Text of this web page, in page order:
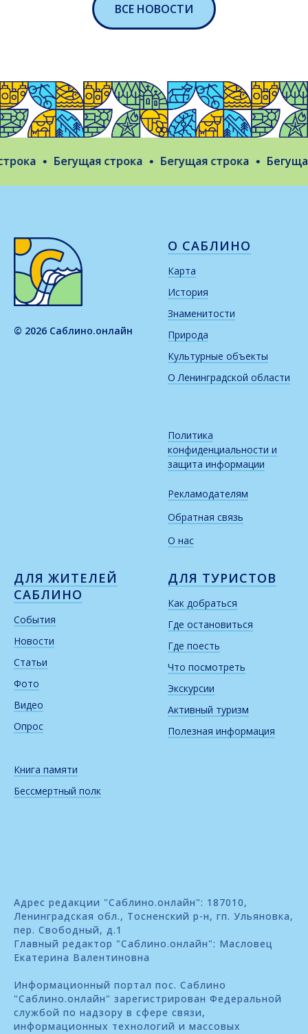
ВСЕ НОВОСТИ
Бегущая строка Бегущая строка Бегущая
© 2026 Саблино.онлайн
О САБЛИНО
Карта
История
Знаменитости
Природа
Культурные объекты
О Ленинградской области
Политика
конфиденциальности и
защита информации
Рекламодателям
Обратная связь
О нас
ДЛЯ ЖИТЕЛЕЙ
САБЛИНО
События
Новости
Статьи
Фото
Видео
Опрос
Книга памяти
Бессмертный полк
ДЛЯ ТУРИСТОВ
Как добраться
Где остановиться
Где поесть
Что посмотреть
Экскурсии
Активный туризм
Полезная информация
Адрес редакции "Саблино.онлайн": 187010,
Ленинградская обл., Тосненский р-н, гп. Ульяновка,
пер. Свободный, д.1
Главный редактор "Саблино.онлайн": Масловец
Екатерина Валентиновна
Информационный портал пос. Саблино
"Саблино.онлайн" зарегистрирован Федеральной
службой по надзору в сфере связи,
информационных технологий и массовых